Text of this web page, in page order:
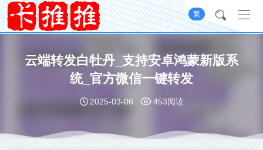
繁
云端转发白牡丹_支持安卓鸿蒙新版系
统_官方微信一键转发
2025-03-06 453阅读